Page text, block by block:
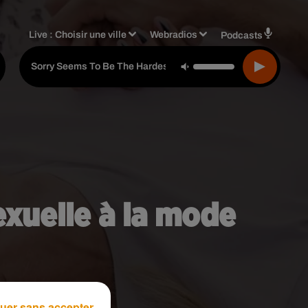
Live :Choisir une ville Webradios Podcasts
Sorry Seems To Be The Hardest Word - Blue Feat. Elton
à la mode